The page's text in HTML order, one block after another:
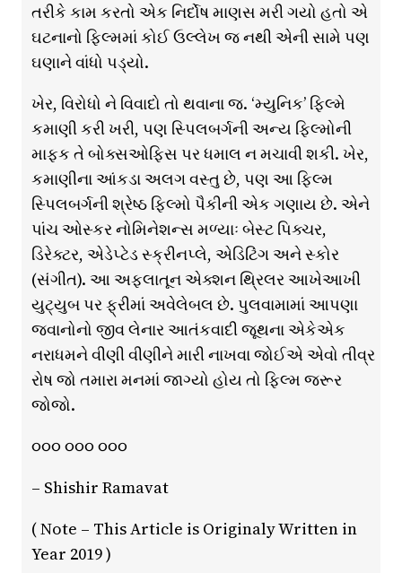
તરીકે કામ કરતો એક નિર્દોષ માણસ મરી ગયો હતો એ
ઘટનાનો ફિલ્મમાં કોઈ ઉલ્લેખ જ નથી એની સામે પણ
ઘણાને વાંધો પડ્યો.
ખેર, વિરોધો ને વિવાદો તો થવાના જ. ‘મ્યુનિક’ ફિલ્મે
કમાણી કરી ખરી, પણ સ્પિલબર્ગની અન્ય ફિલ્મોની
માફક તે બોક્સઓફિસ પર ધમાલ ન મચાવી શકી. ખેર,
કમાણીના આંકડા અલગ વસ્તુ છે, પણ આ ફિલ્મ
સ્પિલબર્ગની શ્રેષ્ઠ ફિલ્મો પૈકીની એક ગણાય છે. એને
પાંચ ઓસ્કર નોમિનેશન્સ મળ્યાઃ બેસ્ટ પિક્ચર,
ડિરેક્ટર, એડેપ્ટેડ સ્ક્રીનપ્લે, એડિટિંગ અને સ્કોર
(સંગીત). આ અફલાતૂન એક્શન થ્રિલર આખેઆખી
યુટ્યુબ પર ફ્રીમાં અવેલેબલ છે. પુલવામામાં આપણા
જવાનોનો જીવ લેનાર આતંકવાદી જૂથના એકેએક
નરાધમને વીણી વીણીને મારી નાખવા જોઈએ એવો તીવ્ર
રોષ જો તમારા મનમાં જાગ્યો હોય તો ફિલ્મ જરૂર
જોજો.
૦૦૦ ૦૦૦ ૦૦૦
– Shishir Ramavat
( Note – This Article is Originaly Written in
Year 2019 )